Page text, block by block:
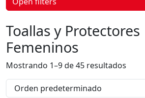
d
u
c
t
o
s
Toallas y Protectores
Femeninos
Mostrando 1–9 de 45 resultados